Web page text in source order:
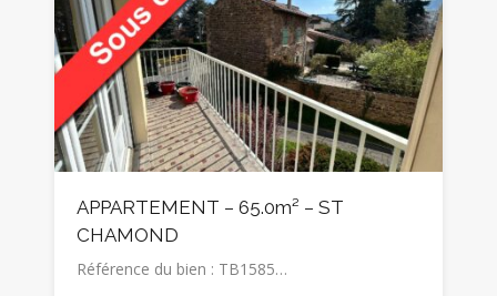
APPARTEMENT – 65.0m² – ST
CHAMOND
Référence du bien : TB1585…